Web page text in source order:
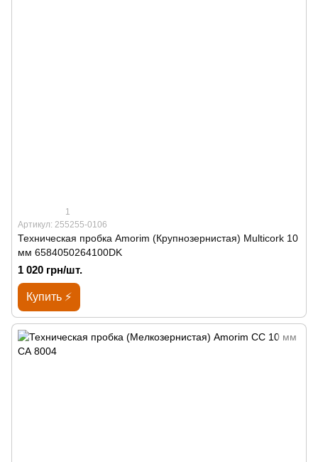
1
Артикул: 255255-0106
Техническая пробка Amorim (Крупнозернистая) Multicork 10
мм 6584050264100DK
1 020 грн/шт.
Купить ⚡